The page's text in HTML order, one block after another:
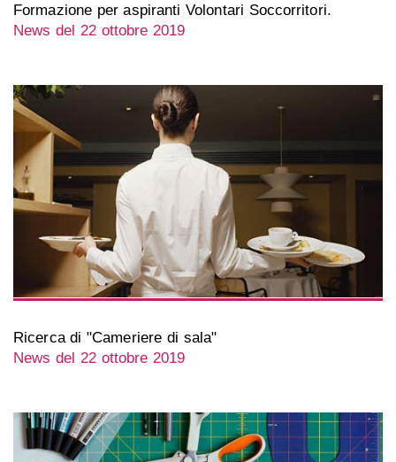
Formazione per aspiranti Volontari Soccorritori.
News del 22 ottobre 2019
Ricerca di "Cameriere di sala"
News del 22 ottobre 2019